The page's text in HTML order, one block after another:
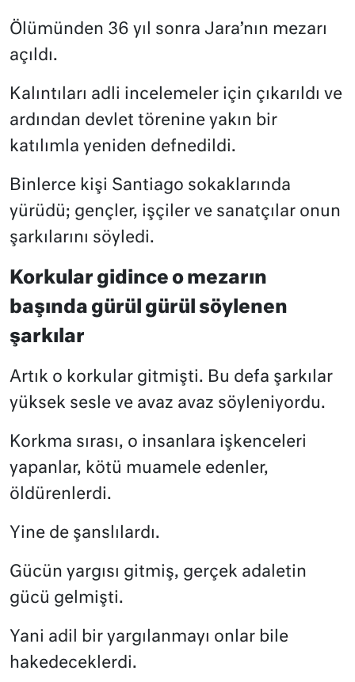
Ölümünden 36 yıl sonra Jara’nın mezarı
açıldı.
Kalıntıları adli incelemeler için çıkarıldı ve
ardından devlet törenine yakın bir
katılımla yeniden defnedildi.
Binlerce kişi Santiago sokaklarında
yürüdü; gençler, işçiler ve sanatçılar onun
şarkılarını söyledi.
Korkular gidince o mezarın
başında gürül gürül söylenen
şarkılar
Artık o korkular gitmişti. Bu defa şarkılar
yüksek sesle ve avaz avaz söyleniyordu.
Korkma sırası, o insanlara işkenceleri
yapanlar, kötü muamele edenler,
öldürenlerdi.
Yine de şanslılardı.
Gücün yargısı gitmiş, gerçek adaletin
gücü gelmişti.
Yani adil bir yargılanmayı onlar bile
hakedeceklerdi.